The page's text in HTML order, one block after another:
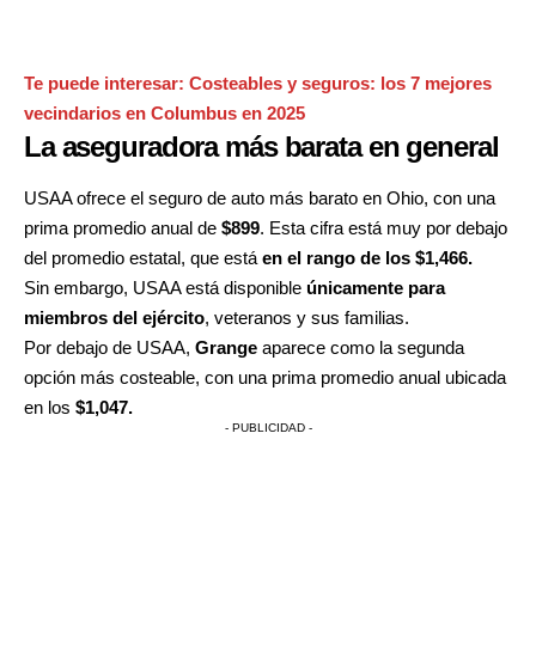
Te puede interesar: Costeables y seguros: los 7 mejores
vecindarios en Columbus en 2025
La aseguradora más barata en general
USAA ofrece el seguro de auto más barato en Ohio, con una
prima promedio anual de $899. Esta cifra está muy por debajo
del promedio estatal, que está en el rango de los $1,466.
Sin embargo, USAA está disponible únicamente para
miembros del ejército, veteranos y sus familias.
Por debajo de USAA, Grange aparece como la segunda
opción más costeable, con una prima promedio anual ubicada
en los $1,047.
- PUBLICIDAD -